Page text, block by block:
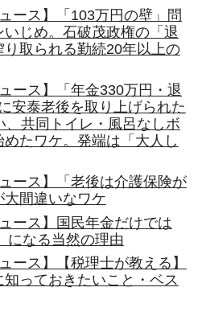
ース】「103万円の壁」問
じめ。石破茂政権の「退
取られる勤続20年以上の
ース】「年金330万円・退
安泰老後を取り上げられた
共同トイレ・風呂なしボ
たワケ。発端は「大人し
ース】「老後は介護保険が
間違いなワケ
ース】国民年金だけでは
になる当然の理由
ース】【税理士が教える】
っておきたいこと・ベス